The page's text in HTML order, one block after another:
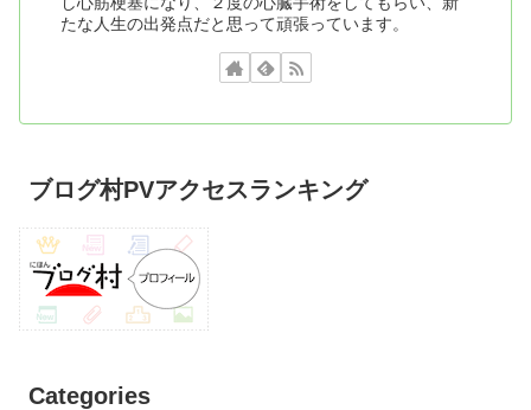
たな人生の出発点だと思って頑張っています。
ブログ村PVアクセスランキング
Categories